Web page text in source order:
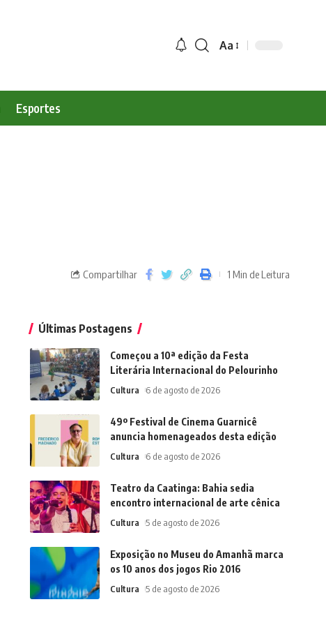
Aa
Esportes
Compartilhar 1 Min de Leitura
Últimas Postagens
Começou a 10ª edição da Festa
Literária Internacional do Pelourinho
Cultura 6 de agosto de 2026
49º Festival de Cinema Guarnicê
anuncia homenageados desta edição
Cultura 6 de agosto de 2026
Teatro da Caatinga: Bahia sedia
encontro internacional de arte cênica
Cultura 5 de agosto de 2026
Exposição no Museu do Amanhã marca
os 10 anos dos jogos Rio 2016
Cultura 5 de agosto de 2026